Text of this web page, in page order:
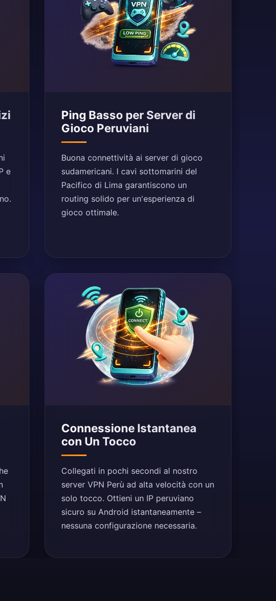
e
Ping Basso per Server di
Gioco Peruviani
Buona connettività ai server di gioco
sudamericani. I cavi sottomarini del
Pacifico di Lima garantiscono un
routing solido per un'esperienza di
gioco ottimale.
Connessione Istantanea
con Un Tocco
Collegati in pochi secondi al nostro
server VPN Perù ad alta velocità con un
solo tocco. Ottieni un IP peruviano
sicuro su Android istantaneamente –
nessuna configurazione necessaria.